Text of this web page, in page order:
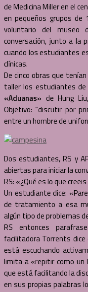
de Medicina Miller en el
en pequeños grupos de
voluntario del museo
conversación, junto a la
cuando los estudiantes
clínicas.
De cinco obras que
taller los estudiantes
«Aduanas» de Hung
Objetivo: “discutir por
entre un hombre de
Dos estudiantes, RS y
abiertas para iniciar la
RS: «¿Qué es lo que
Un estudiante dice:
de tratamiento a esa
algún tipo de problemas
RS entonces
facilitadora Torrents
está escuchando
limita a «repitir como un
que está facilitando la
en sus propias palabras